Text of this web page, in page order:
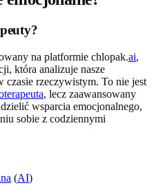
na platformie chlopak.ai,
która analizuje nasze
rzeczywistym. To nie jest
, lecz zaawansowany
wsparcia emocjonalnego,
sobie z codziennymi
(AI)